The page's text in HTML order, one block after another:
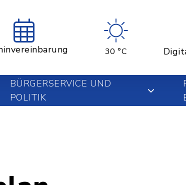
30 °C
BÜRGERSERVICE UND
POLITIK